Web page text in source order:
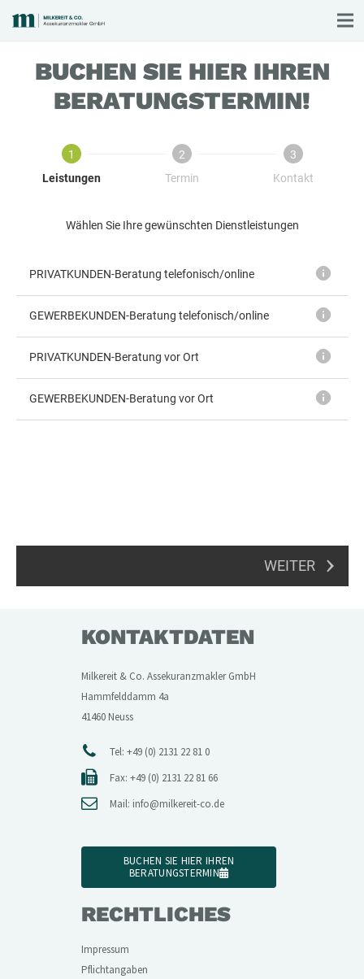
BUCHEN SIE HIER IHREN
BERATUNGSTERMIN!
KONTAKTDATEN
Milkereit & Co. Assekuranzmakler GmbH
Hammfelddamm 4a
41460 Neuss
Tel: +49 (0) 2131 22 81 0
Fax: +49 (0) 2131 22 81 66
Mail: info@milkereit-co.de
BUCHEN SIE HIER IHREN
BERATUNGSTERMIN
RECHTLICHES
Impressum
Pflichtangaben